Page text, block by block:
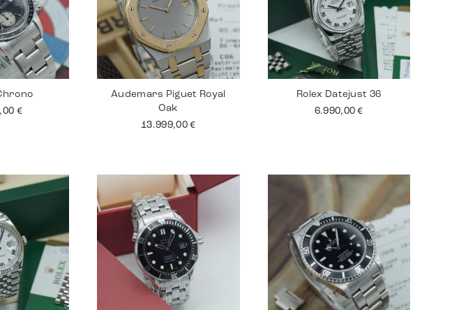
€
Audemars Piguet Royal
Oak
13.999,00€
Rolex Datejust 36
6.990,00€